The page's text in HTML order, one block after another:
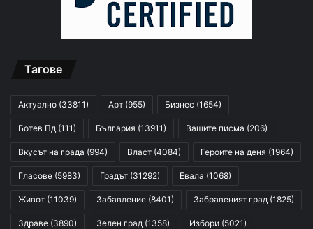
Тагове
Актуално (33811) Арт (955) Бизнес (1654)
Ботев Пд (111) България (13911) Вашите писма (206)
Вкусът на града (994) Власт (4084) Героите на деня (1964)
Гласове (5983) Градът (31292) Евала (1068)
Живот (11039) Забавление (8401) Забравеният град (1825)
Здраве (3890) Зелен град (1358) Избори (5021)